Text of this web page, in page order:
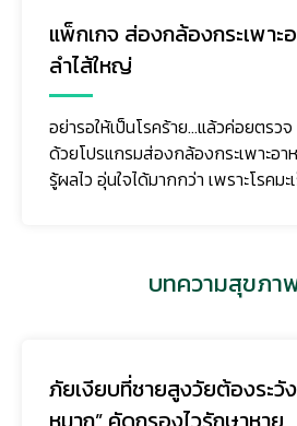
ฟอกไต อุ่นใจ ทุกสิทธิการรักษ
พยาบาลเวิลด์เมดิคอล
ดูแลโดยทีมแพทย์ผู้เชี่ยวชาญเฉพาะ
เชี่ยวชาญด้านไตเทียมที่มีประสบกา
บทความสุขภา
อย่ารอให้ผื่นขึ้น ถึงรู้จักฝีด